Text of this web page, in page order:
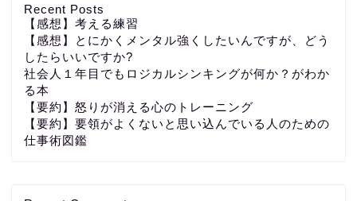
Recent Posts
【感想】考える練習
【感想】とにかくメンタル強くしたいんですが、どう
したらいいですか?
社会人１年目でもロジカルシンキングが何か？がわか
る本
【要約】怒りが消える心のトレーニング
【要約】要領がよくないと思い込んでいる人のための
仕事術図鑑